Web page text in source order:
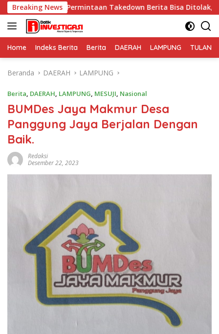
Langsung
ke
konten
Breaking NewsTakedown Berita Bisa Ditolak, Pers Dilindungi
Home Indeks Berita Berita DAERAH LAMPUNG TULANG
Beranda DAERAH LAMPUNG
Berita, DAERAH, LAMPUNG, MESUJI, Nasional
BUMDes Jaya Makmur Desa
Panggung Jaya Berjalan Dengan
Baik.
Redaksi
Desember 22, 2023